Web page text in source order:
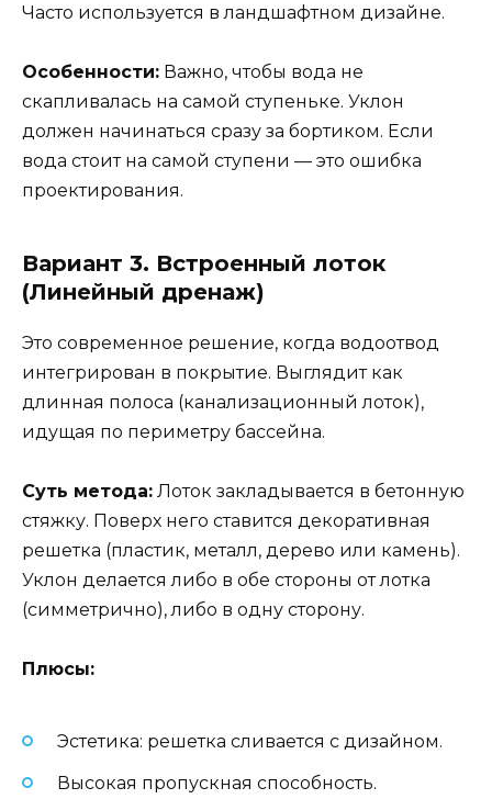
Часто используется в ландшафтном дизайне.
Особенности: Важно, чтобы вода не
скапливалась на самой ступеньке. Уклон
должен начинаться сразу за бортиком. Если
вода стоит на самой ступени — это ошибка
проектирования.
Вариант 3. Встроенный лоток
(Линейный дренаж)
Это современное решение, когда водоотвод
интегрирован в покрытие. Выглядит как
длинная полоса (канализационный лоток),
идущая по периметру бассейна.
Суть метода: Лоток закладывается в бетонную
стяжку. Поверх него ставится декоративная
решетка (пластик, металл, дерево или камень).
Уклон делается либо в обе стороны от лотка
(симметрично), либо в одну сторону.
Плюсы:
Эстетика: решетка сливается с дизайном.
Высокая пропускная способность.